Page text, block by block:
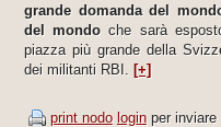
grande domanda del
del mondo che sarà
piazza più grande della
dei militanti RBI. [+]
print nodo loginper inviare